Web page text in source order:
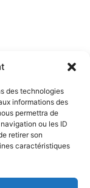
des technologies
informations des
permettra de
ou les ID
retirer son
caractéristiques